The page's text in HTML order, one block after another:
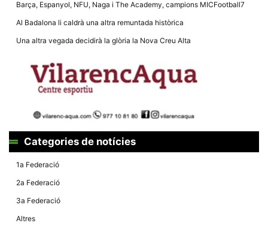
Barça, Espanyol, NFU, Naga i The Academy, campions MICFootball7
Al Badalona li caldrà una altra remuntada històrica
Una altra vegada decidirà la glòria la Nova Creu Alta
Categories de notícies
1a Federació
2a Federació
3a Federació
Altres
Necessàries
Aquestes
són
necessàries
per al
tècnic de la
web.